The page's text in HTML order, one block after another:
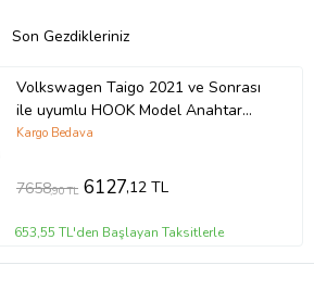
Son Gezdikleriniz
Volkswagen Taigo 2021 ve Sonrası
ile uyumlu HOOK Model Anahtar
Kilitli Ara Atkı Tavan Barı SİYAH
Kargo Bedava
7658,90 TL 6127,12 TL
653,55 TL'den Başlayan Taksitlerle